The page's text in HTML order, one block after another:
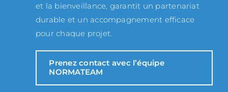
et la bienveillance, garantit un partenariat
durable et un accompagnement efficace
pour chaque projet.
Prenez contact avec l’équipe
NORMATEAM